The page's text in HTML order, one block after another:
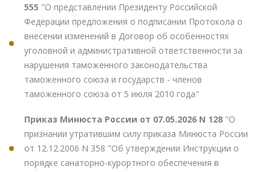
555 "О представлении Президенту Российской
Федерации предложения о подписании Протокола о
внесении изменений в Договор об особенностях
уголовной и административной ответственности за
нарушения таможенного законодательства
таможенного союза и государств - членов
таможенного союза от 5 июля 2010 года"
Приказ Минюста России от 07.05.2026 N 128 "О
признании утратившим силу приказа Минюста России
от 12.12.2006 N 358 "Об утверждении Инструкции о
порядке санаторно-курортного обеспечения в